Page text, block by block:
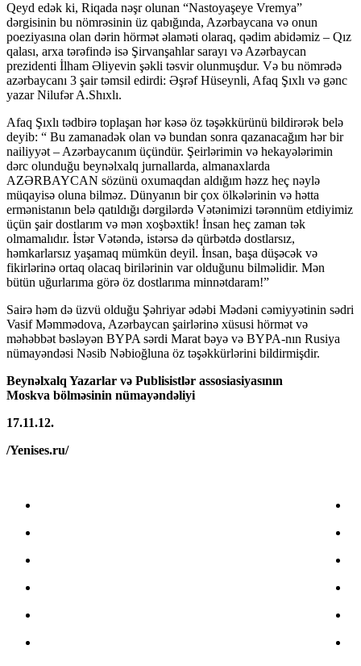
Qeyd edək ki, Riqada nəşr olunan “Nastoyaşeye Vremya”
dərgisinin bu nömrəsinin üz qabığında, Azərbaycana və onun
poeziyasına olan dərin hörmət əlaməti olaraq, qədim abidəmiz – Qız
qalası, arxa tərəfində isə Şirvanşahlar sarayı və Azərbaycan
prezidenti İlham Əliyevin şəkli təsvir olunmuşdur. Və bu nömrədə
azərbaycanı 3 şair təmsil edirdi: Əşrəf Hüseynli, Afaq Şıxlı və gənc
yazar Nilufər A.Shıxlı.
Afaq Şıxlı tədbirə toplaşan hər kəsə öz təşəkkürünü bildirərək belə
deyib: “ Bu zamanadək olan və bundan sonra qazanacağım hər bir
nailiyyət – Azərbaycanım üçündür. Şeirlərimin və hekayələrimin
dərc olunduğu beynəlxalq jurnallarda, almanaxlarda
AZƏRBAYCAN sözünü oxumaqdan aldığım həzz heç nəylə
müqayisə oluna bilməz. Dünyanın bir çox ölkələrinin və hətta
ermənistanın belə qatıldığı dərgilərdə Vətənimizi tərənnüm etdiyimiz
üçün şair dostlarım və mən xoşbəxtik! İnsan heç zaman tək
olmamalıdır. İstər Vətəndə, istərsə də qürbətdə dostlarsız,
həmkarlarsız yaşamaq mümkün deyil. İnsan, başa düşəcək və
fikirlərinə ortaq olacaq birilərinin var olduğunu bilməlidir. Mən
bütün uğurlarıma görə öz dostlarıma minnətdaram!”
Sairə həm də üzvü olduğu Şəhriyar ədəbi Mədəni cəmiyyətinin sədri
Vasif Məmmədova, Azərbaycan şairlərinə xüsusi hörmət və
məhəbbət bəsləyən BYPA sərdi Marat bəyə və BYPA-nın Rusiya
nümayəndəsi Nəsib Nəbioğluna öz təşəkkürlərini bildirmişdir.
Beynəlxalq Yazarlar və Publisistlər assosiasiyasının
Moskva bölməsinin nümayəndəliyi
17.11.12.
/Yenises.ru/